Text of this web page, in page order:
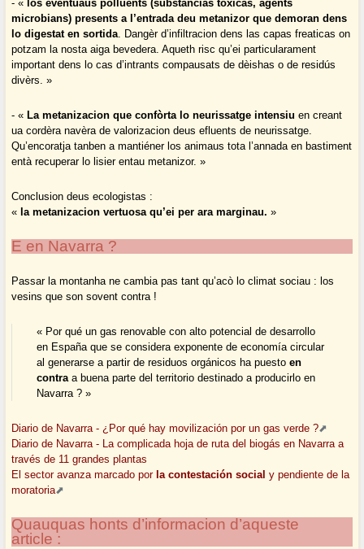
- « los eventuaus polluents (substàncias toxicas, agents
microbians) presents a l’entrada deu metanizor que demoran dens
lo digestat en sortida. Dangèr d’infiltracion dens las capas freaticas on
potzam la nosta aiga bevedera. Aqueth risc qu’ei particularament
important dens lo cas d’intrants compausats de dèishas o de residús
divèrs. »
- « La metanizacion que confòrta lo neurissatge intensiu en creant
ua cordèra navèra de valorizacion deus efluents de neurissatge.
Qu’encoratja tanben a mantiéner los animaus tota l’annada en bastiment
entà recuperar lo lisier entau metanizor. »
Conclusion deus ecologistas :
« la metanizacion vertuosa qu’ei per ara marginau. »
E en Navarra ?
Passar la montanha ne cambia pas tant qu’acò lo climat sociau : los
vesins que son sovent contra !
« Por qué un gas renovable con alto potencial de desarrollo
en España que se considera exponente de economía circular
al generarse a partir de residuos orgánicos ha puestoen
contraa buena parte del territorio destinado a producirlo en
Navarra ? »
Diario de Navarra - ¿Por qué hay movilización por un gas verde ?
Diario de Navarra - La complicada hoja de ruta del biogás en Navarra a
través de 11 grandes plantas
El sector avanza marcado por la contestación social y pendiente de la
moratoria
Quauquas honts d’informacion d’aqueste
article :